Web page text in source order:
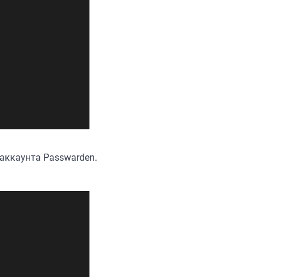
Passwarden.